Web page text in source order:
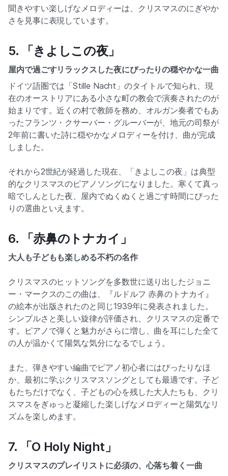
聞きやすい楽しげなメロディーは、クリスマスのにぎやか
さを見事に表現しています。
5. 「きよしこの夜」
屋内で過ごすリラックスした夜にぴったりの穏やかな一曲
▶
By clicking, data will be transferred to YouTube / Google
ドイツ語圏では「Stille Nacht」のタイトルで知られ、現
在のオーストリアにある小さな町の教会で演奏されたのが
始まりです。近くの村で教師を務め、オルガン奏者でもあ
ったフランツ・クサーバー・グルーバーが、地元の司祭が
2年前に書いた詩に穏やかなメロディーを付け、曲が完成
しました。
それから2世紀が経過した現在、「きよしこの夜」は典型
的なクリスマスのピアノソングになりました。寒くて真っ
暗でしんとした夜、屋内でぬくぬくと過ごす時間にぴった
りの選曲といえます。
6. 「赤鼻のトナカイ」
大人も子どもも楽しめる不朽の名作
クリスマスのヒットソングを多数世に送り出したジョニ
ー・マークスのこの曲は、『ルドルフ 赤鼻のトナカイ』
の絵本が出版されたのと同じ1939年に発表されました。
シンプルさと美しい旋律が評価され、クリスマスの定番で
す。ピアノで弾くと魅力がさらに増し、曲を耳にした全て
の人が温かくて陽気な気分になるでしょう。
また、弾きやすい編曲でピアノ初心者にはぴったりなほ
か、最初に学ぶクリスマスソングとしても最適です。子ど
もたちだけでなく、子どもの心を残した大人たちも、クリ
スマスをぎゅっと凝縮した楽しげなメロディーと陽気なリ
ズムを楽しめます。
7. 「O Holy Night」
クリスマスのプレイリストに必須の、心落ち着く一曲